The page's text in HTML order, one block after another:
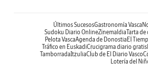
Últimos SucesosGastronomía Vasca
Sudoku Diario OnlineZinemaldiaTarta de
Pelota VascaAgenda de Donostia El
Tráfico en EuskadiCrucigrama diario gratis
TamborradaItzuliaClub de El Diario Vasco
Lotería del